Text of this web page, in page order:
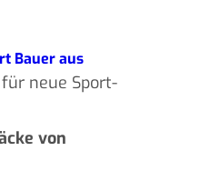
Bauer aus
neue Sport-
von